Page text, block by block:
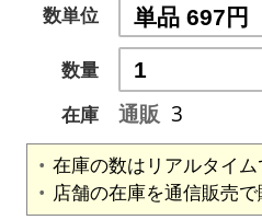
数単位
数量
在庫
通販 3
在庫の数はリアルタイム
店舗の在庫を通信販売で